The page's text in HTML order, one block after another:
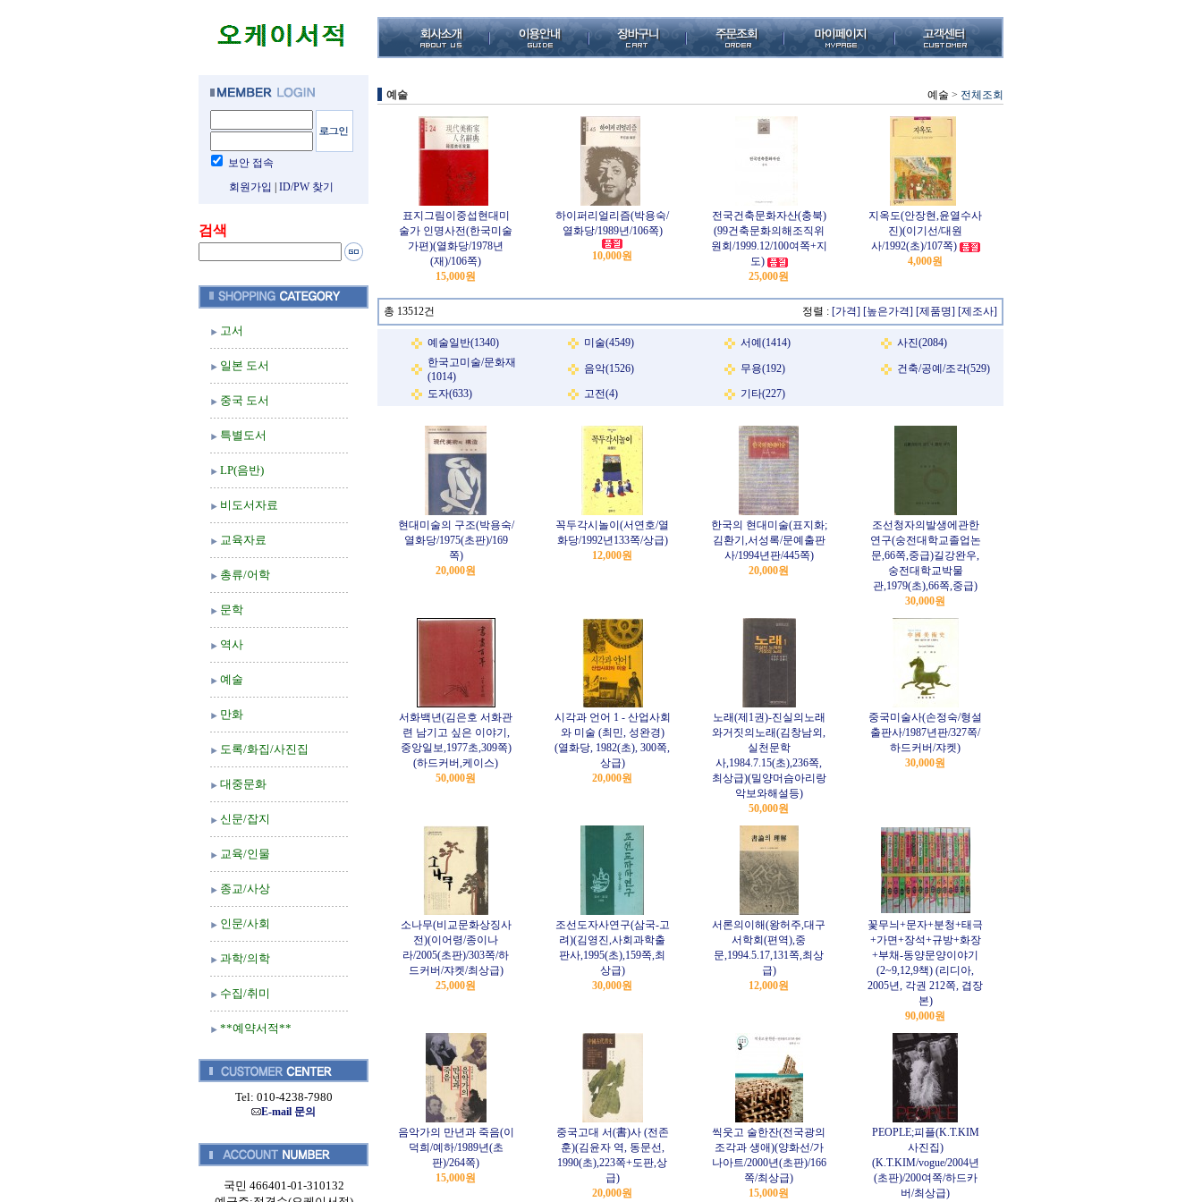
보안 접속
회원가입
ID/PW 찾기
검색
고서
일본 도서
중국 도서
특별도서
LP(음반)
비도서자료
교육자료
총류/어학
문학
역사
예술
만화
도록/화집/사진집
대중문화
신문/잡지
교육/인물
종교/사상
인문/사회
과학/의학
수집/취미
**예약서적**
Tel: 010-4238-7980
E-mail 문의
국민 466401-01-310132
예술 예술 > 전체조회
표지그림이중섭현대미
술가 인명사전(한국미술
가편)(열화당/1978년
(재)/106쪽)
15,000원
하이퍼리얼리즘(박용숙/
열화당/1989년/106쪽)
10,000원
전국건축문화자산(충북)
(99건축문화의해조직위
원회/1999.12/100여쪽+지
도)
25,000원
지옥도(안장현,윤열수사
진)(이기선/대원
사/1992(초)/107쪽)
4,000원
총 13512건 정렬 : [가격] [높은가격] [제품명] [제조사]
예술일반(1340) 미술(4549) 서예(1414)
사진(2084)
한국고미술/문화재
(1014)
음악(1526) 무용(192)
건축/공예/조각(529)
도자(633)
고전(4) 기타(227)
현대미술의 구조(박용숙/
열화당/1975(초판)/169
쪽)
20,000원
꼭두각시놀이(서연호/열
화당/1992년133쪽/상급)
12,000원
한국의 현대미술(표지화;
김환기,서성록/문예출판
사/1994년판/445쪽)
20,000원
조선청자의발생에관한
연구(숭전대학교졸업논
문,66쪽,중급)길강완우,
숭전대학교박물
관,1979(초),66쪽,중급)
30,000원
서화백년(김은호 서화관
련 남기고 싶은 이야기,
중앙일보,1977초,309쪽)
(하드커버,케이스)
50,000원
시각과 언어 1 - 산업사회
와 미술 (최민, 성완경)
(열화당, 1982(초), 300쪽,
상급)
20,000원
노래(제1권)-진실의노래
와거짓의노래(김창남외,
실천문학
사,1984.7.15(초),236쪽,
최상급)(밀양머슴아리랑
악보와해설등)
50,000원
중국미술사(손정숙/형설
출판사/1987년판/327쪽/
하드커버/쟈켓)
30,000원
소나무(비교문화상징사
전)(이어령/종이나
라/2005(초판)/303쪽/하
드커버/쟈켓/최상급)
25,000원
조선도자사연구(삼국-고
려)(김영진,사회과학출
판사,1995(초),159쪽,최
상급)
30,000원
서론의이해(왕허주,대구
서학회(편역),중
문,1994.5.17,131쪽,최상
급)
12,000원
꽃무늬+문자+분청+태극
+가면+장석+규방+화장
+부채-동양문양이야기
(2~9,12,9책) (리디아,
2005년, 각권 212쪽, 겹장
본)
90,000원
음악가의 만년과 죽음(이
덕희/예하/1989년(초
판)/264쪽)
15,000원
중국고대 서(書)사 (전존
훈)(김윤자 역, 동문선,
1990(초),223쪽+도판,상
급)
20,000원
씩웃고 술한잔(전국광의
조각과 생애)(양화선/가
나아트/2000년(초판)/166
쪽/최상급)
15,000원
PEOPLE;피플(K.T.KIM
사진집)
(K.T.KIM/vogue/2004년
(초판)/200여쪽/하드카
버/최상급)